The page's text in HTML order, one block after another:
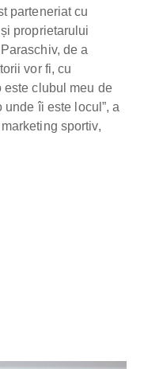
parteneriat cu
proprietarului
de a
vor fi, cu
este clubul meu de
îi este locul”, a
sportiv,